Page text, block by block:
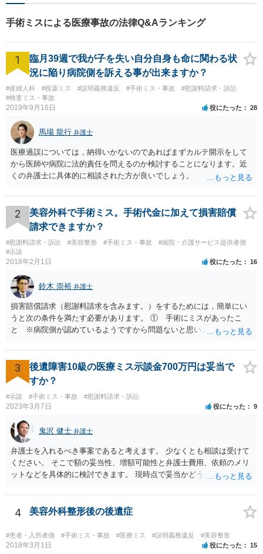
手術ミスによる医療事故の法律Q&Aランキング
1
臨月39週で我が子を失い自分自身も命に関わる状
況に陥り病院側を訴える事が出来ますか？
#産婦人科 #投薬ミス #説明義務違反 #手術ミス・事故
#慰謝料請求・訴訟
#検査ミス・事故
2019年9月16日 役にたった 28
馬場 龍行 弁護士
医療過誤については，納得いかないのであればまずカルテ開示をして
から医師や病院に法的責任を問えるのか検討することになります。近
くの弁護士に具体的に相談された方が良いでしょう。
2
美容外科で手術ミス。手術代金に加えて損害賠償
請求できますか？
#慰謝料請求・訴訟 #美容整形 #手術ミス・事故
#病院・介護サービス提供者側
#示談
2018年2月1日 役にたった 16
鈴木 崇裕 弁護士
損害賠償請求（慰謝料請求を含みます。）をするためには，簡単にい
うと次の条件を満たす必要があります。 ① 手術にミスがあったこ
と ※病院側が認めているようですから問題ないと思います。 ② 手
術のミスの「せいで」マスクが外せなくなったこと ④ 仕事を休まな
ければならなくなった「せいで」休業損害が発生したこと ⑤ マスク
を外せなくなった「せいで」経済的に評価できる精神的な損害が発生
したこと 「せいで」と強調した点が，内藤先生のご指摘なさる「相当
因果関係」です。 手術のミスと関係のないことまでは責任追及ができ
ないということです。 手術のミスの結果，手術前と比べて見た目が著
しく悪くなってしまったとか， 手術のミスの結果，入院期間が延びて
しまったとかいう事情があれば， 追加請求が可能な余地があります。
ただし，手術代の返金に応じた際に「これ以上金銭の請求はしませ
ん」という趣旨の合意をしてしまっていると， 上記の請求は，基本的
には困難となります。
3
後遺障害10級の医療ミス示談金700万円は妥当で
すか？
#示談 #手術ミス・事故 #慰謝料請求・訴訟
2023年3月7日 役にたった 9
鬼沢 健士 弁護士
弁護士を入れるべき事案であると考えます。 少なくとも相談は受けて
ください。 そこで額の妥当性、増額可能性と弁護士費用、依頼のメリ
ットなどを具体的に検討できます。 現時点で妥当かどうかを即断する
4 美容外科整形後の後遺症
#患者・入所者側 #手術ミス・事故 #医療ミス #説明義務違反 #美容整形
2018年3月1日 役にたった 15